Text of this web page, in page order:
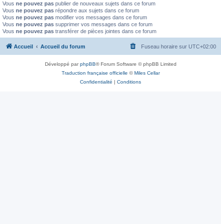
Vous ne pouvez pas publier de nouveaux sujets dans ce forum
Vous ne pouvez pas répondre aux sujets dans ce forum
Vous ne pouvez pas modifier vos messages dans ce forum
Vous ne pouvez pas supprimer vos messages dans ce forum
Vous ne pouvez pas transférer de pièces jointes dans ce forum
Accueil Accueil du forum Fuseau horaire sur UTC+02:00
Développé parphpBB® Forum Software © phpBB Limited
Traduction française officielle ©Miles Cellar
Confidentialité | Conditions